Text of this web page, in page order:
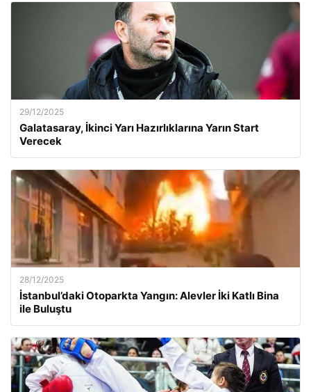
29/12/2025
Galatasaray, İkinci Yarı Hazırlıklarına Yarın Start
Verecek
28/12/2025
İstanbul’daki Otoparkta Yangın: Alevler İki Katlı Bina
ile Buluştu